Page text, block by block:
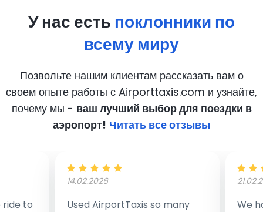
У нас есть поклонники по
всему миру
Позвольте нашим клиентам рассказать вам о
своем опыте работы с Airporttaxis.com и узнайте,
почему мы - ваш лучший выбор для поездки в
аэропорт! Читать все отзывы
to
14.02.2026
Used AirportTaxis so many
We